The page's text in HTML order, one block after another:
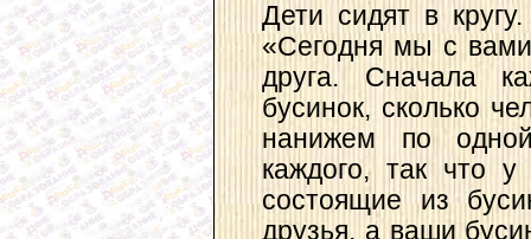
Дети сидят в
«Сегодня мы с
друга. Сначала
бусинок, сколько
нанижем по
каждого, так что
состоящие из
друзья, а ваши